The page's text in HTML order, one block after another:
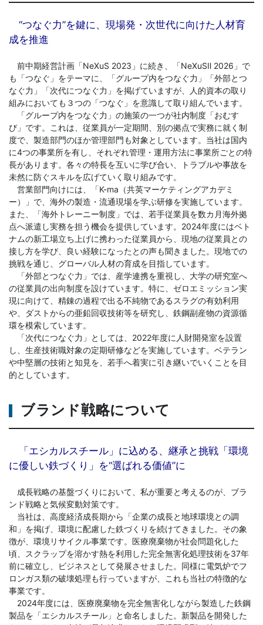
“つなぐ力”を鍵に、現場発・次世代に向けた人材育
成を推進
前中期経営計画「NeXuS 2023」に続き、「NeXuSⅡ 2026」で
も「つなぐ」をテーマに、「グループ内をつなぐ力」「外部とつ
なぐ力」「次代につなぐ力」を掲げていますが、人的資本の取り
組みにおいても３つの「つなぐ」を意識して取り組んでいます。
「グループ内をつなぐ力」の施策の一つが社内制度「おむす
び」です。これは、従業員が一定期間、別の拠点で実務に就く制
度で、製造部門のほか管理部門も対象としています。当社は国内
に4つの事業所を有し、それぞれ管理・運用方法に事業所ごとの特
長があります。各々の特長を互いに学び合い、トラブルや事故を
未然に防ぐスキルを広げていく取り組みです。
営業部門向けには、「K-ma（共英マーケティングアカデミ
ー）」で、海外の製造・流通現場を学ぶ研修を実施しています。
また、「海外トレーニー制度」では、若手従業員を数カ月海外拠
点へ派遣し実務を担う機会を提供しています。2024年度にはベト
ナムの新工場立ち上げに携わった従業員から、現地の従業員との
接し方を学び、良い経験になったとの声も聞きました。現地での
挑戦を通じ、グローバル人材の育成を目指しています。
「外部とつなぐ力」では、産学連携を重視し、大学の研究室へ
の従業員の出向制度を設けています。特に、ゼロエミッション実
現に向けて、精錬の過程で出る不純物であるスラグの有効利用
や、ダストからの亜鉛回収技術等を研究し、鉄鋼副産物の資源循
環を模索しています。
「次代につなぐ力」としては、2022年度に人財開発室を設置
し、生産技術職対象の定期研修などを実施しています。ベテラン
や中堅層の技術と知見を、若手へ着実に引き継いでいくことを目
的としています。
ブランド戦略について
「エシカルスチール」に込める、継承と挑戦「環境
に優しい鉄づくり」を“選ばれる価値”に
成長戦略の基盤づくりにおいて、私が重要と考えるのが、ブラ
ンド戦略と気候変動対策です。
当社は、高度経済成長期から「企業の成長と地球環境との調
和」を掲げ、環境に配慮した鉄づくりを続けてきました。その象
徴が、環境リサイクル事業です。医療廃棄物が社会問題化した
頃、スクラップを溶かす熱を利用した完全無害化処理技術を37年
前に確立し、ビジネスとして発展させました。同様に電気炉でフ
ロンガス類の破壊処理も行っていますが、これも当社の特徴的な
事業です。
2024年度には、医療廃棄物を完全無害化しながら製造した鉄鋼
製品を「エシカルスチール」と命名しました。新製品を開発した